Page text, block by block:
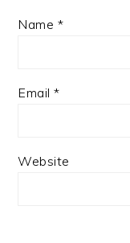
Name *
Email*
Website